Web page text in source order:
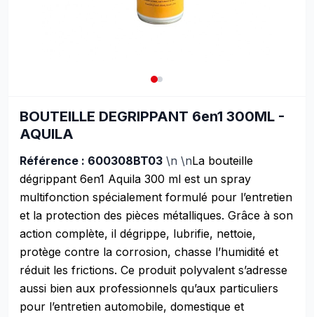
BOUTEILLE DEGRIPPANT 6en1 300ML -
AQUILA
Référence : 600308BT03 \n \nLa bouteille
dégrippant 6en1 Aquila 300 ml est un spray
multifonction spécialement formulé pour l’entretien
et la protection des pièces métalliques. Grâce à son
action complète, il dégrippe, lubrifie, nettoie,
protège contre la corrosion, chasse l’humidité et
réduit les frictions. Ce produit polyvalent s’adresse
aussi bien aux professionnels qu’aux particuliers
pour l’entretien automobile, domestique et